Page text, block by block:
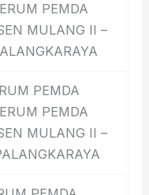
PEMDA
MULANG II –
PEMDA
PEMDA
MULANG II –